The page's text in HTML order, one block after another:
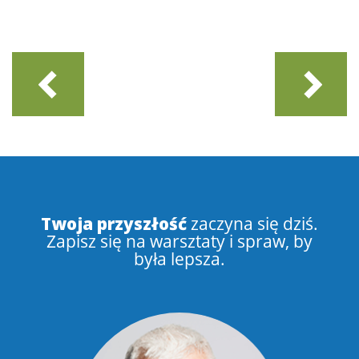
Twoja przyszłość zaczyna się dziś.
Zapisz się na warsztaty i spraw, by
była lepsza.